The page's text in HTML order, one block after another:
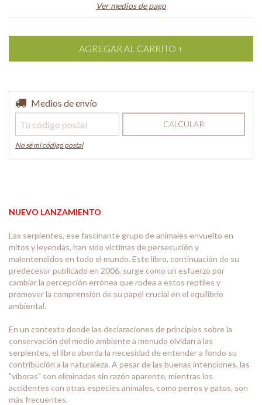
Ver medios de pago
Entregas para el CP:
Medios de envío
CALCULAR
No sé mi código postal
NUEVO LANZAMIENTO
Las serpientes, ese fascinante grupo de animales envuelto en
mitos y leyendas, han sido víctimas de persecución y
malentendidos en todo el mundo. Este libro, continuación de su
predecesor publicado en 2006, surge como un esfuerzo por
cambiar la percepción errónea que rodea a estos reptiles y
promover la comprensión de su papel crucial en el equilibrio
ambiental.
En un contexto donde las declaraciones de principios sobre la
conservación del medio ambiente a menudo olvidan a las
serpientes, el libro aborda la necesidad de entender a fondo su
contribución a la naturaleza. A pesar de las buenas intenciones, las
"víboras" son eliminadas sin razón aparente, mientras los
accidentes con otras especies animales, como perros y gatos, son
más frecuentes.